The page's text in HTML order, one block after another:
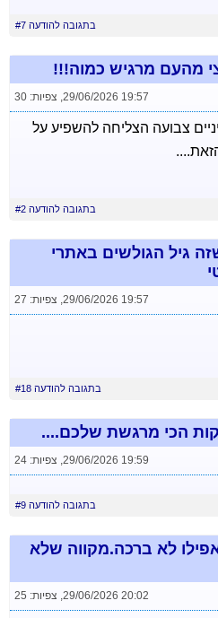
בתגובה להודעה #7
מהעם מרגיש כמוה!!!
29/06/2026 19:57
, צפיות: 30
צבועה הצליחה להשפיע על
בתגובה להודעה #2
גיל הגולשים באתרי
29/06/2026 19:57
, צפיות: 27
בתגובה להודעה #18
הכי מרגשת שלכם....
29/06/2026 19:59
, צפיות: 24
בתגובה להודעה #9
לא ברכה.מקווה שלא
29/06/2026 20:02
, צפיות: 25